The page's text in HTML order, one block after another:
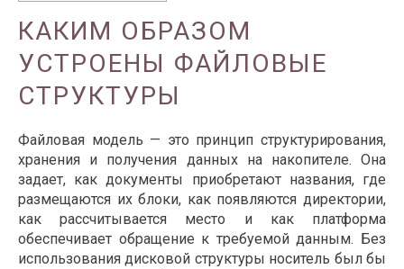
КАКИМ ОБРАЗОМ
УСТРОЕНЫ ФАЙЛОВЫЕ
СТРУКТУРЫ
Файловая модель — это принцип структурирования,
хранения и получения данных на накопителе. Она
задает, как документы приобретают названия, где
размещаются их блоки, как появляются директории,
как рассчитывается место и как платформа
обеспечивает обращение к требуемой данным. Без
использования дисковой структуры носитель был бы